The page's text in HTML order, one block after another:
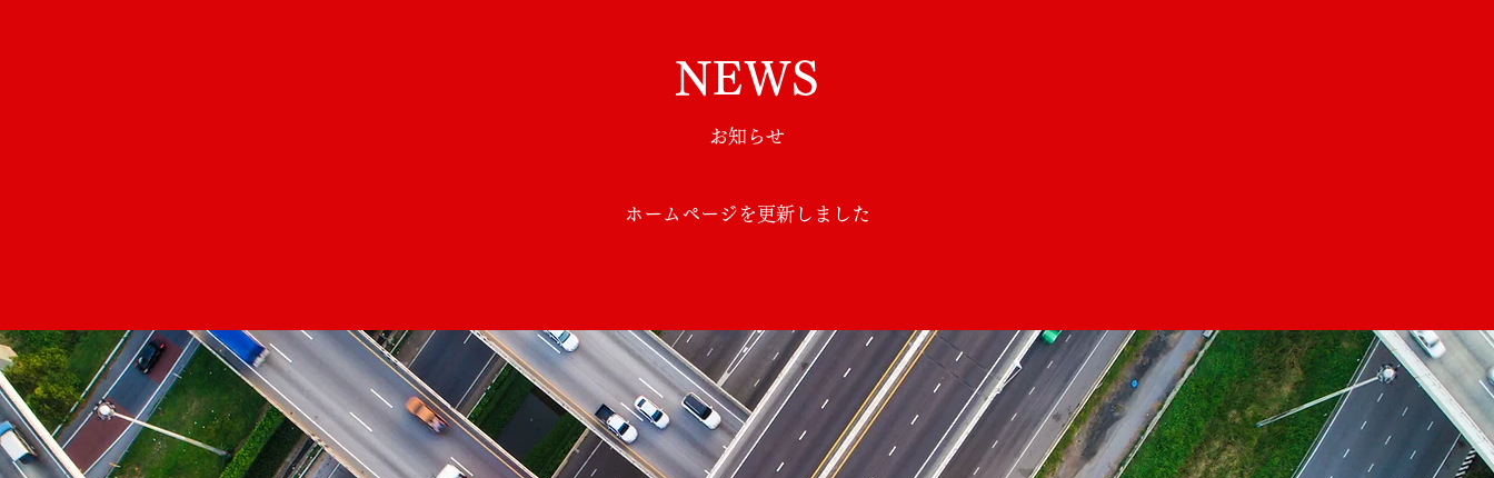
NEWS
お知らせ
ホームページを更新しました